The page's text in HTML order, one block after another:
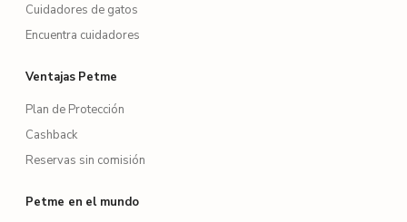
Cuidadores de gatos
Encuentra cuidadores
Ventajas Petme
Plan de Protección
Cashback
Reservas sin comisión
Petme en el mundo